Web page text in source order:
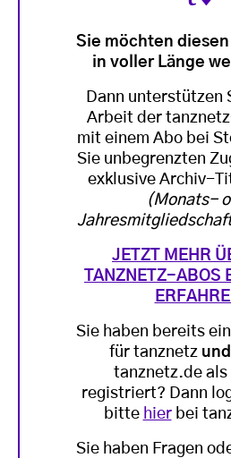
Sie möchten
in voller Länge
Dann unterstützen
Arbeit der
mit einem Abo bei
Sie unbegrenzten
exklusive Archiv-
(Monats-
JETZT MEHR
TANZNETZ-ABOS
Sie haben bereits
für tanznetz und
tanznetz.de
registriert? Dann
bitte hierbei
Sie haben Fragen